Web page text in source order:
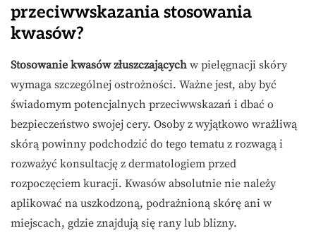
przeciwwskazania stosowania
kwasów?
Stosowanie kwasów złuszczających w pielęgnacji skóry
wymaga szczególnej ostrożności. Ważne jest, aby być
świadomym potencjalnych przeciwwskazań i dbać o
bezpieczeństwo swojej cery. Osoby z wyjątkowo wrażliwą
skórą powinny podchodzić do tego tematu z rozwagą i
rozważyć konsultację z dermatologiem przed
rozpoczęciem kuracji. Kwasów absolutnie nie należy
aplikować na uszkodzoną, podrażnioną skórę ani w
miejscach, gdzie znajdują się rany lub blizny.